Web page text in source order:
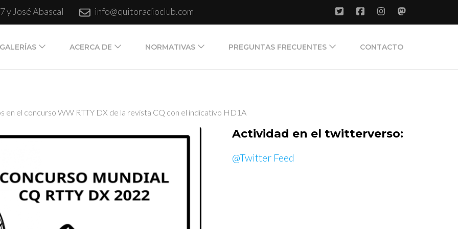
y José Abascal info@quitoradioclub.com
GALERÍAS ACERCA DE NORMATIVAS PREGUNTAS FRECUENTES CONTACTO
en el concurso WW RTTY DX de la revista CQ con el indicativo HD1A
Actividad en el twitterverso:
@Twitter Feed